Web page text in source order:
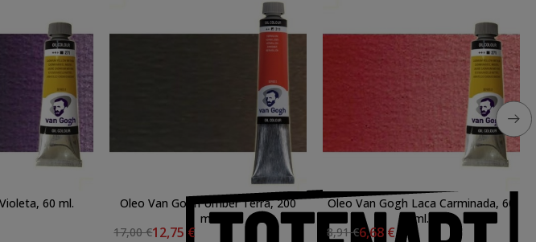
60 ml.
Oleo Van Gogh Umber Terra, 200
ml.
17,00 €12,75 €
Oleo Van Gogh Laca Carminada, 60
ml.
8,91 €6,68 €